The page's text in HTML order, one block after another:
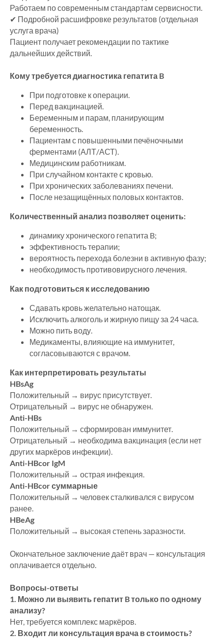
Работаем по современным стандартам сервисности.
✔ Подробной расшифровке результатов (отдельная
услуга врача)
Пациент получает рекомендации по тактике
дальнейших действий.
Кому требуется диагностика гепатита B
При подготовке к операции.
Перед вакцинацией.
Беременным и парам, планирующим
беременность.
Пациентам с повышенными печёночными
ферментами (АЛТ/АСТ).
Медицинским работникам.
При случайном контакте с кровью.
При хронических заболеваниях печени.
После незащищённых половых контактов.
Количественный анализ позволяет оценить:
динамику хронического гепатита B;
эффективность терапии;
вероятность перехода болезни в активную фазу;
необходимость противовирусного лечения.
Как подготовиться к исследованию
Сдавать кровь желательно натощак.
Исключить алкоголь и жирную пищу за 24 часа.
Можно пить воду.
Медикаменты, влияющие на иммунитет,
согласовываются с врачом.
Как интерпретировать результаты
HBsAg
Положительный → вирус присутствует.
Отрицательный → вирус не обнаружен.
Anti-HBs
Положительный → сформирован иммунитет.
Отрицательный → необходима вакцинация (если нет
других маркёров инфекции).
Anti-HBcor IgM
Положительный → острая инфекция.
Anti-HBcor суммарные
Положительный → человек сталкивался с вирусом
ранее.
HBeAg
Положительный → высокая степень заразности.
Окончательное заключение даёт врач — консультация
оплачивается отдельно.
Вопросы-ответы
1. Можно ли выявить гепатит B только по одному
анализу?
Нет, требуется комплекс маркёров.
2. Входит ли консультация врача в стоимость?